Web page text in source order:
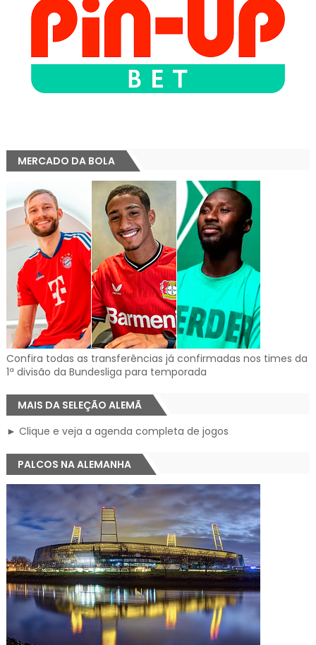
MERCADO DA BOLA
Confira todas as transferências já confirmadas nos times da
1ª divisão da Bundesliga para temporada
MAIS DA SELEÇÃO ALEMÃ
► Clique e veja a agenda completa de jogos
PALCOS NA ALEMANHA